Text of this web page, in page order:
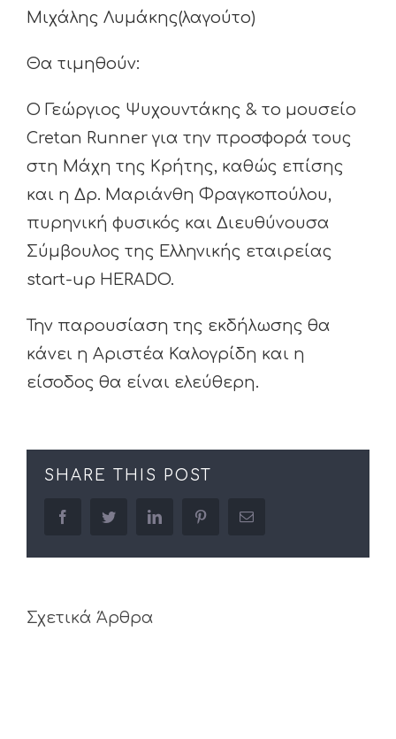
Μιχάλης Λυμάκης(λαγούτο)
Θα τιμηθούν:
Ο Γεώργιος Ψυχουντάκης & το μουσείο
Cretan Runner για την προσφορά τους
στη Μάχη της Κρήτης, καθώς επίσης
και η Δρ. Μαριάνθη Φραγκοπούλου,
πυρηνική φυσικός και Διευθύνουσα
Σύμβουλος της Ελληνικής εταιρείας
start-up HERADO.
Την παρουσίαση της εκδήλωσης θα
κάνει η Αριστέα Καλογρίδη και η
είσοδος θα είναι ελεύθερη.
SHARE THIS POST
facebooktwitter linkedin pinterestEmail
Σχετικά Άρθρα